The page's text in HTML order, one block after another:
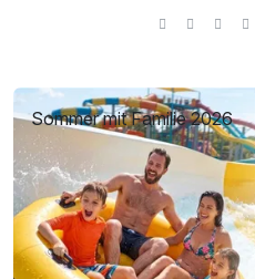
Sommer mit Familie 2026